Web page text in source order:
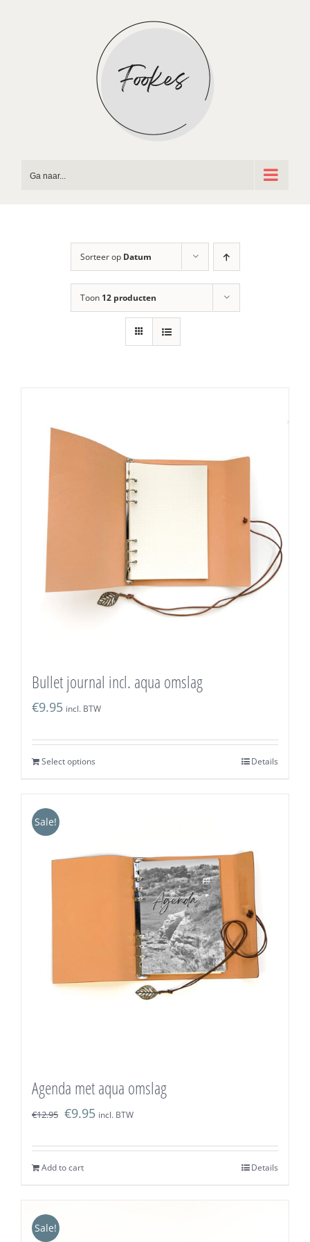
Ga naar...
Sorteer op Datum
Toon 12 producten
Bullet journal incl. aqua omslag
€9.95 incl. BTW
Select options Details
Sale!
Agenda met aqua omslag
€12.95 €9.95 incl. BTW
Add to cart Details
Sale!